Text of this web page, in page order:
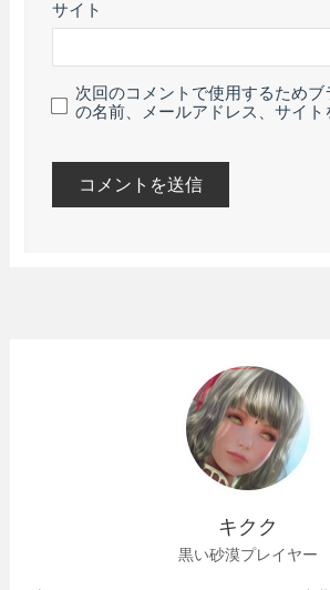
サイト
次回のコメントで使用するためブ
の名前、メールアドレス、サイト
キクク
黒い砂漠プレイヤー